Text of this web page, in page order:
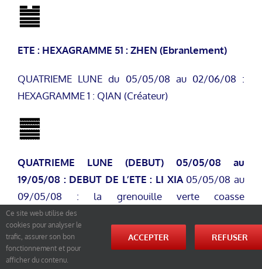
ETE : HEXAGRAMME 51 : ZHEN (Ebranlement)
QUATRIEME LUNE du 05/05/08 au 02/06/08 :
HEXAGRAMME 1 : QIAN (Créateur)
QUATRIEME LUNE (DEBUT)
05/05/08 au
19/05/08 : DEBUT DE L’ETE : LI XIA05/05/08 au
09/05/08 : la grenouille verte coasse
(Hexagramme 1) (Qian : Créateur)
Ce site web utilise des
cookies pour analyser le
trafic, assurer son bon
fonctionnement et pour
afficher du contenu.
ACCEPTER REFUSER